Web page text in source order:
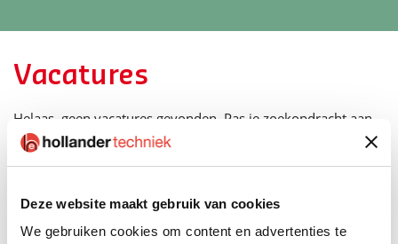
Deze website maakt gebruik van cookies
We gebruiken cookies om content en advertenties te
Vacatures
Helaas, geen vacatures gevonden. Pas je zoekopdracht aan,
neem contact op of stuur een open sollicitatie.
Contact opnemen Open sollicitatie